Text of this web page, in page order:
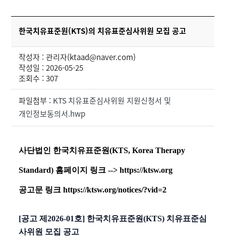
한국치유표준원(KTS)의 치유표준심사위원 모집 공고
작성자 : 관리자(ktaad@naver.com)
작성일 : 2026-05-25
조회수 : 307
파일첨부 : KTS 치유표준심사위원 지원신청서 및
개인정보동의서.hwp
사단법인 한국치유표준원(KTS, Korea Therapy
Standard) 홈페이지 링크 -->https://ktsw.org
공고문 링크https://ktsw.org/notices/?vid=2
[공고 제2026-01호] 한국치유표준원(KTS) 치유표준심
사위원 모집 공고